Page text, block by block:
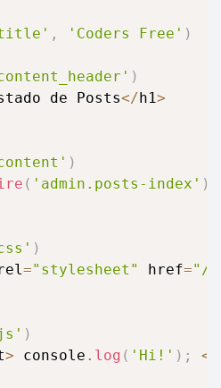
, 'Coders Free' )
)
de Posts</h1>
)
( 'admin.posts-index' )
)
="stylesheet" href="/
)
> console . log ( 'Hi!' ) ; <